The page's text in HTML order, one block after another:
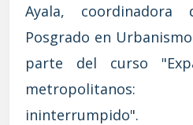
Ayala,
Posgrado en
parte del curso
ininterrumpido".